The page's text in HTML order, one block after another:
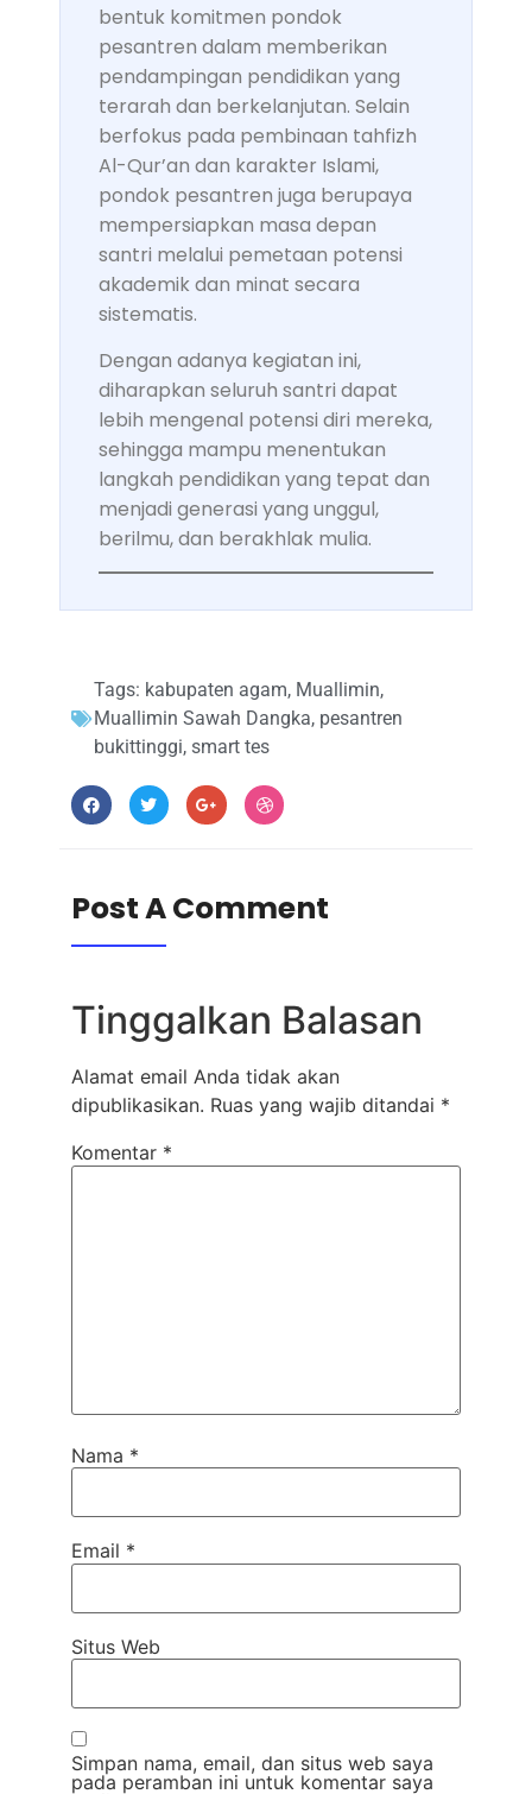
bentuk komitmen pondok
pesantren dalam memberikan
pendampingan pendidikan yang
terarah dan berkelanjutan. Selain
berfokus pada pembinaan tahfizh
Al-Qur’an dan karakter Islami,
pondok pesantren juga berupaya
mempersiapkan masa depan
santri melalui pemetaan potensi
akademik dan minat secara
sistematis.
Dengan adanya kegiatan ini,
diharapkan seluruh santri dapat
lebih mengenal potensi diri mereka,
sehingga mampu menentukan
langkah pendidikan yang tepat dan
menjadi generasi yang unggul,
berilmu, dan berakhlak mulia.
Tags: kabupaten agam, Muallimin,
Muallimin Sawah Dangka, pesantren
bukittinggi, smart tes
Post A Comment
Tinggalkan Balasan
Alamat email Anda tidak akan
dipublikasikan. Ruas yang wajib ditandai *
Komentar *
Nama *
Email *
Situs Web
Simpan nama, email, dan situs web saya
pada peramban ini untuk komentar saya